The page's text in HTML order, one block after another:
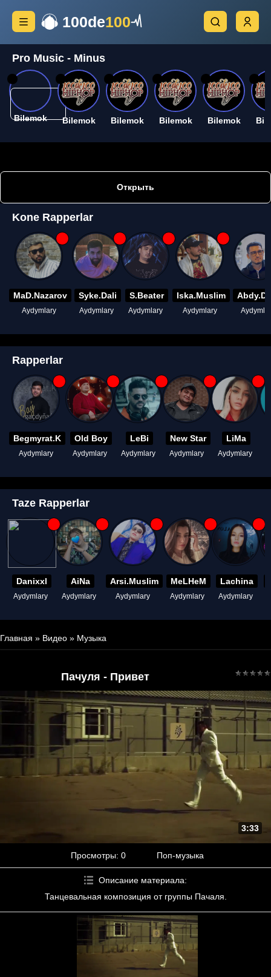
100de100
Pro Music - Minus
Bilemok Bilemok Bilemok Bilemok Bilemok
Открыть
Kone Rapperlar
MaD.Nazarov
Aydymlary
Syke.Dali
Aydymlary
S.Beater
Aydymlary
Iska.Muslim
Aydymlary
Rapperlar
Begmyrat.K
Aydymlary
Old Boy
Aydymlary
LeBi
Aydymlary
New Star
Aydymlary
LiMa
Aydymlary
Taze Rapperlar
Danixxl
Aydymlary
AiNa
Aydymlary
Arsi.Muslim
Aydymlary
MeLHeM
Aydymlary
Lachina
Aydymlary
Главная » Видео » Музыка
Пачуля - Привет
3:33
Просмотры: 0 Поп-музыка
Описание материала:
Танцевальная композиция от группы Пачаля.